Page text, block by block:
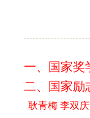
一、国家奖
二、国家励
耿青梅 李双